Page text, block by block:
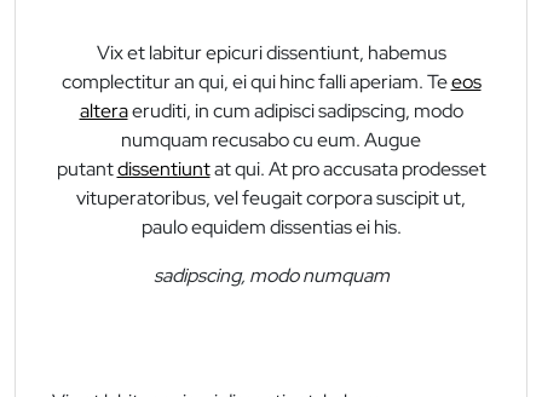
Vix et labitur epicuri dissentiunt, habemus
complectitur an qui, ei qui hinc falli aperiam. Teeos
alteraeruditi, in cum adipisci sadipscing, modo
numquam recusabo cu eum. Augue
putantdissentiuntat qui. At pro accusata prodesset
vituperatoribus, vel feugait corpora suscipit ut,
paulo equidem dissentias ei his.
sadipscing, modo numquam